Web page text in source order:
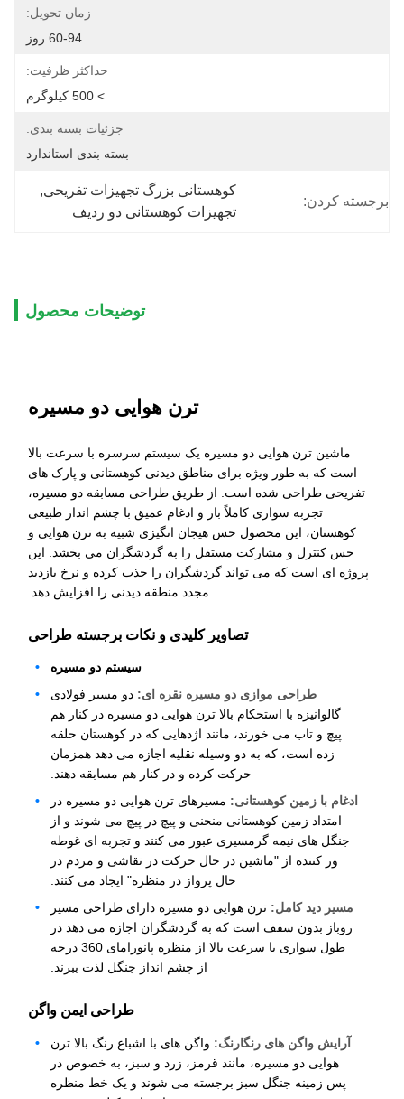
زمان تحویل:
60-94 روز
حداکثر ظرفیت:
> 500 کیلوگرم
جزئیات بسته بندی:
بسته بندی استاندارد
برجسته کردن:
کوهستانی بزرگ تجهیزات تفریحی,
تجهیزات کوهستانی دو ردیف
توضیحات محصول
ترن هوایی دو مسیره
ماشین ترن هوایی دو مسیره یک سیستم سرسره با سرعت بالا
است که به طور ویژه برای مناطق دیدنی کوهستانی و پارک های
تفریحی طراحی شده است. از طریق طراحی مسابقه دو مسیره،
تجربه سواری کاملاً باز و ادغام عمیق با چشم انداز طبیعی
کوهستان، این محصول حس هیجان انگیزی شبیه به ترن هوایی و
حس کنترل و مشارکت مستقل را به گردشگران می بخشد. این
پروژه ای است که می تواند گردشگران را جذب کرده و نرخ بازدید
مجدد منطقه دیدنی را افزایش دهد.
تصاویر کلیدی و نکات برجسته طراحی
سیستم دو مسیره
طراحی موازی دو مسیره نقره ای: دو مسیر فولادی
گالوانیزه با استحکام بالا ترن هوایی دو مسیره در کنار هم
پیچ و تاب می خورند، مانند اژدهایی که در کوهستان حلقه
زده است، که به دو وسیله نقلیه اجازه می دهد همزمان
حرکت کرده و در کنار هم مسابقه دهند.
ادغام با زمین کوهستانی: مسیرهای ترن هوایی دو مسیره در
امتداد زمین کوهستانی منحنی و پیچ در پیچ می شوند و از
جنگل های نیمه گرمسیری عبور می کنند و تجربه ای غوطه
ور کننده از "ماشین در حال حرکت در نقاشی و مردم در
حال پرواز در منظره" ایجاد می کنند.
مسیر دید کامل: ترن هوایی دو مسیره دارای طراحی مسیر
روباز بدون سقف است که به گردشگران اجازه می دهد در
طول سواری با سرعت بالا از منظره پانورامای 360 درجه
از چشم انداز جنگل لذت ببرند.
طراحی ایمن واگن
آرایش واگن های رنگارنگ: واگن های با اشباع رنگ بالا ترن
هوایی دو مسیره، مانند قرمز، زرد و سبز، به خصوص در
پس زمینه جنگل سبز برجسته می شوند و یک خط منظره